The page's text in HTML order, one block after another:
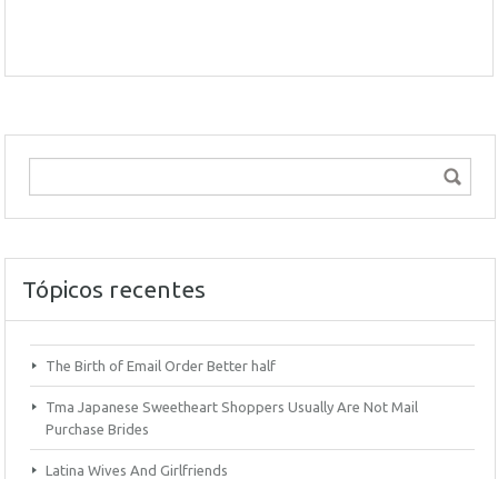
Tópicos recentes
The Birth of Email Order Better half
Tma Japanese Sweetheart Shoppers Usually Are Not Mail
Purchase Brides
Latina Wives And Girlfriends